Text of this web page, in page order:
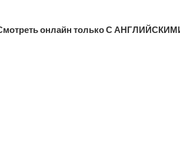
онлайн только С